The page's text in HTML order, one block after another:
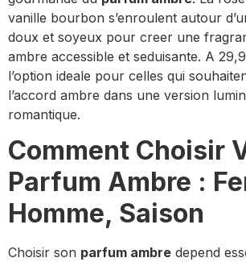
vanille bourbon s’enroulent autour
doux et soyeux pour creer une
ambre accessible et seduisante. A
l’option ideale pour celles qui
l’accord ambre dans une version
romantique.
Comment Choisir
Parfum Ambre :
Homme, Saison
Choisir son parfum ambre depend